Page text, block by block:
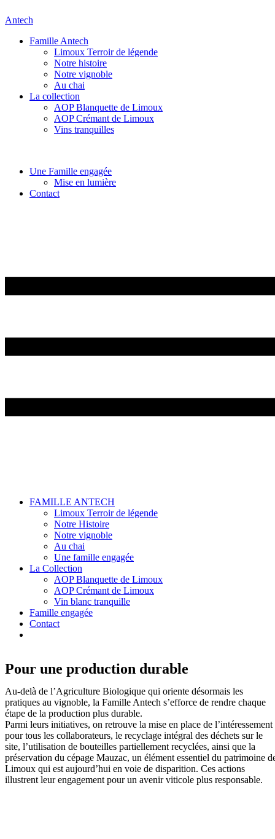
Antech
Menu
Famille Antech
Limoux Terroir de légende
Notre histoire
Notre vignoble
Au chai
La collection
AOP Blanquette de Limoux
AOP Crémant de Limoux
Vins tranquilles
Menu
Une Famille engagée
Mise en lumière
Contact
FAMILLE ANTECH
Limoux Terroir de légende
Notre Histoire
Notre vignoble
Au chai
Une famille engagée
La Collection
AOP Blanquette de Limoux
AOP Crémant de Limoux
Vin blanc tranquille
Famille engagée
Contact
Pour une production durable
Au-delà de l’Agriculture Biologique qui oriente désormais les
pratiques au vignoble, la Famille Antech s’efforce de rendre chaque
étape de la production plus durable.
Parmi leurs initiatives, on retrouve la mise en place de l’intéressement
pour tous les collaborateurs, le recyclage intégral des déchets sur le
site, l’utilisation de bouteilles partiellement recyclées, ainsi que la
préservation du cépage Mauzac, un élément essentiel du patrimoine
Limoux qui est aujourd’hui en voie de disparition. Ces actions
illustrent leur engagement pour un avenir viticole plus responsable.